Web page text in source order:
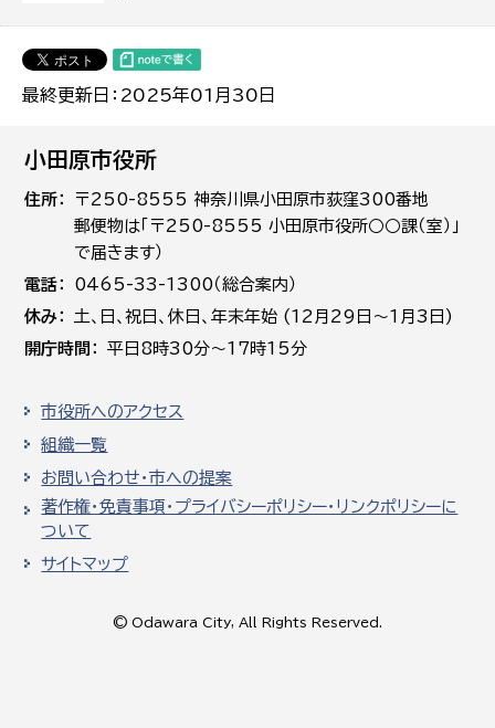
最終更新日：2025年01月30日
小田原市役所
住所
〒250-8555 神奈川県小田原市荻窪300番地
郵便物は「〒250-8555 小田原市役所○○課（室）」
で届きます）
電話
0465-33-1300（総合案内）
休み
土､日､祝日、休日、年末年始 (12月29日～1月3日)
開庁時間
平日8時30分～17時15分
市役所へのアクセス
組織一覧
お問い合わせ・市への提案
著作権・免責事項・プライバシーポリシー・リンクポリシーに
ついて
サイトマップ
© Odawara City, All Rights Reserved.